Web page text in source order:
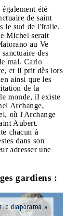
été
de saint
le sud de l'Italie.
Michel serait
au Ve
des
mal. Carlo
et il prit dès lors
ainsi que les
de la
monde, il existe
Archange,
où l'Archange
Aubert.
chacun à
dans son
adresser une
gardiens :
le diaporama